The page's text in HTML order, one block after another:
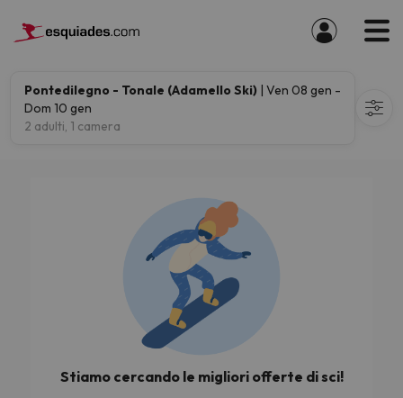
Pontedilegno - Tonale (Adamello Ski) | Ven 08 gen -
Dom 10 gen
2 adulti, 1 camera
Stiamo cercando le migliori offerte di sci!